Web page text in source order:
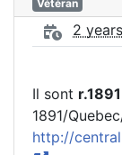
Vétéran
2
Il sont r.1891
1891/
http://